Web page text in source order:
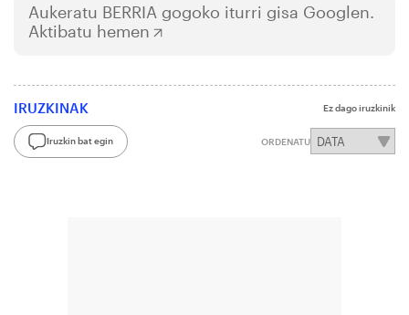
Aukeratu BERRIA gogoko iturri gisa Googlen.
Aktibatu hemen
IRUZKINAK Ez dago iruzkinik
Iruzkin bat egin ORDENATU